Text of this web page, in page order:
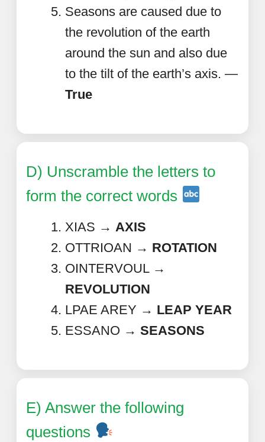
Seasons are caused due to
the revolution of the earth
around the sun and also due
to the tilt of the earth’s axis. —
True
D) Unscramble the letters to
form the correct words
XIAS → AXIS
OTTRIOAN → ROTATION
OINTERVOUL →
REVOLUTION
LPAE AREY → LEAP YEAR
ESSANO → SEASONS
E) Answer the following
questions